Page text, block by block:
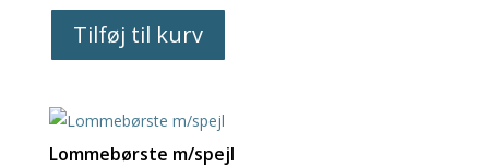
Tilføj til kurv
Lommebørste m/spejl